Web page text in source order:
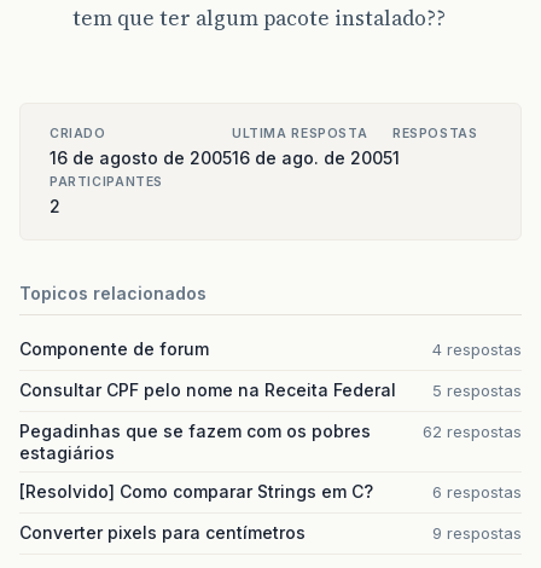
tem que ter algum pacote instalado??
CRIADO
16 de agosto de 2005
ULTIMA RESPOSTA
16 de ago. de 2005
RESPOSTAS
1
PARTICIPANTES
2
Topicos relacionados
Componente de forum 4 respostas
Consultar CPF pelo nome na Receita Federal 5 respostas
Pegadinhas que se fazem com os pobres
estagiários
62 respostas
[Resolvido] Como comparar Strings em C? 6 respostas
Converter pixels para centímetros 9 respostas